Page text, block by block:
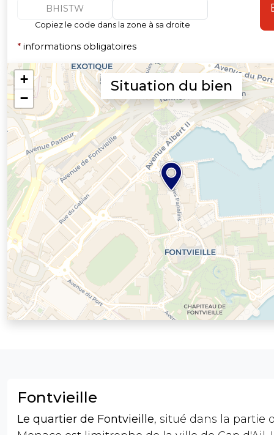
BHISTW
Copiez le code dans la zone à sa droite
* informations obligatoires
Situation du bien
Fontvieille
Le quartier de Fontvieille, situé dans la partie